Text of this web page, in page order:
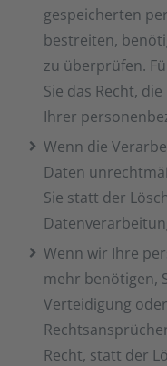
gespeicherten
bestreiten,
zu überprüfen.
Sie das Recht,
Ihrer
Wenn die
Daten
Sie statt der
Wenn wir Ihre
mehr benötigen,
Verteidigung
Recht, statt der